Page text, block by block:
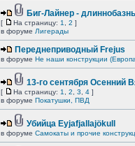
Биг-Лайнер -
[ На страницу: 1 2 ]
в форуме Лигерады
Переднеприводный Frejus
в форуме Не наши конструкции
13-го сентября Осенний
[ На страницу: 1 2 3 4 ]
в форуме Покатушки, ПВД
Убийца Eyjafjallajökull
в форуме Самокаты и прочие